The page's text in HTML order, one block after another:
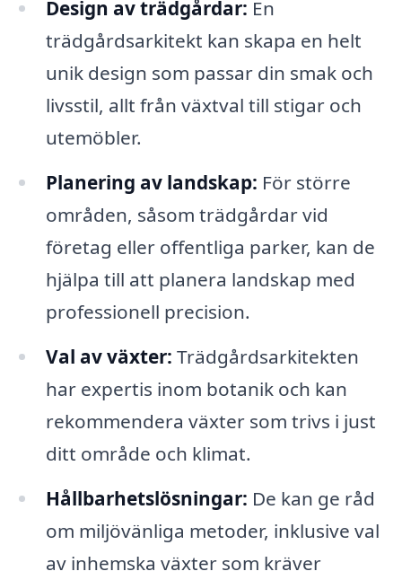
Design av trädgårdar: En
trädgårdsarkitekt kan skapa en helt
unik design som passar din smak och
livsstil, allt från växtval till stigar och
utemöbler.
Planering av landskap: För större
områden, såsom trädgårdar vid
företag eller offentliga parker, kan de
hjälpa till att planera landskap med
professionell precision.
Val av växter: Trädgårdsarkitekten
har expertis inom botanik och kan
rekommendera växter som trivs i just
ditt område och klimat.
Hållbarhetslösningar: De kan ge råd
om miljövänliga metoder, inklusive val
av inhemska växter som kräver